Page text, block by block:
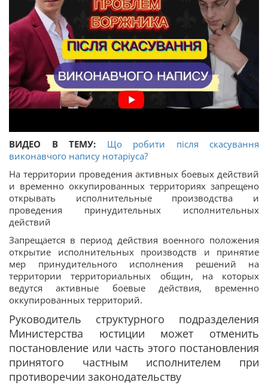
ВИДЕО В ТЕМУ: Що робити після скасування
виконавчого напису нотаріуса?
На территории проведения активных боевых действий
и временно оккупированных территориях запрещено
открывать исполнительные производства и
проведения принудительных исполнительных
действий
Запрещается в период действия военного положения
открытие исполнительных производств и принятие
мер принудительного исполнения решений на
территории территориальных общин, на которых
ведутся активные боевые действия, временно
оккупированных территорий.
Руководитель структурного подразделения
Министерства юстиции может отменить
постановление или часть этого постановления
принятого частным исполнителем при
противоречии законодательству